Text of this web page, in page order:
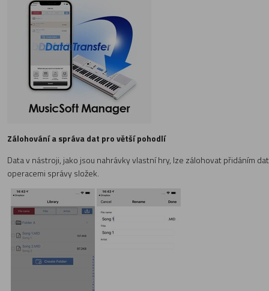
Zálohování a správa dat pro větší pohodlí
Data v nástroji, jako jsou nahrávky vlastní hry, lze zálohovat přidáním
operacemi správy složek.